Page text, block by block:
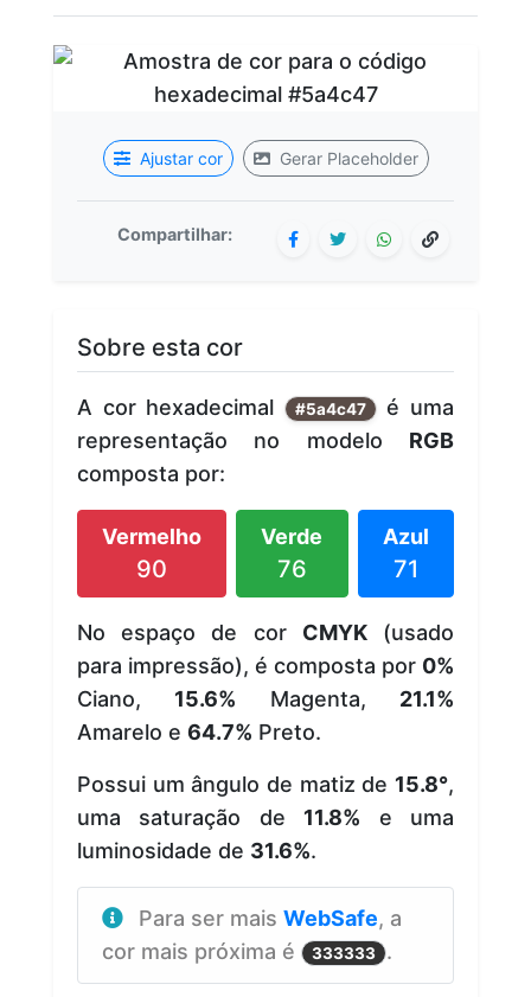
Ajustar cor Gerar Placeholder
Compartilhar:
Sobre esta cor
A cor hexadecimal #5a4c47 é uma
representação no modelo RGB
composta por:
Vermelho
90
Verde
76
Azul
71
No espaço de cor CMYK(usado
para impressão), é composta por 0%
Ciano, 15.6% Magenta, 21.1%
Amarelo e 64.7% Preto.
Possui um ângulo de matiz de 15.8°,
uma saturação de 11.8% e uma
luminosidade de 31.6%.
Para ser mais WebSafe, a
cor mais próxima é
333333 .